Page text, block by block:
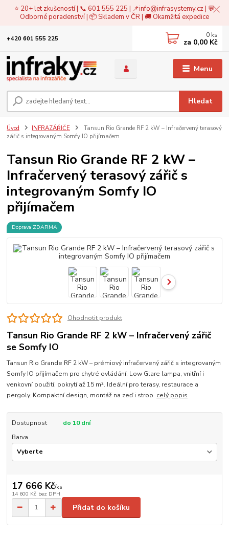
⭐ 20+ let zkušeností | 📞 601 555 225 | 📌info@infrasystemy.cz| 💬
Odborné poradenství | 📦 Skladem v ČR | 🚚 Okamžitá expedice
Menu
Hledat
+420 601 555 225 0 ks
za 0,00 Kč
Úvod INFRAZÁŘIČE
Tansun Rio Grande RF 2 kW – Infračervený terasový
zářič s integrovaným Somfy IO přijímačem
Tansun Rio Grande RF 2 kW –
Infračervený terasový zářič s
integrovaným Somfy IO
přijímačem
Doprava ZDARMA
Ohodnotit produkt
Tansun Rio Grande RF 2 kW – Infračervený zářič
se Somfy IO
Tansun Rio Grande RF 2 kW – prémiový infračervený zářič s integrovaným
Somfy IO přijímačem pro chytré ovládání. Low Glare lampa, vnitřní i
venkovní použití, pokrytí až 15 m². Ideální pro terasy, restaurace a
pergoly. Kompaktní design, montáž na zeď i strop. celý popis
Dostupnost
do 10 dní
Barva
17 666 Kč/ks
14 600 Kč bez DPH
Přidat do košíku